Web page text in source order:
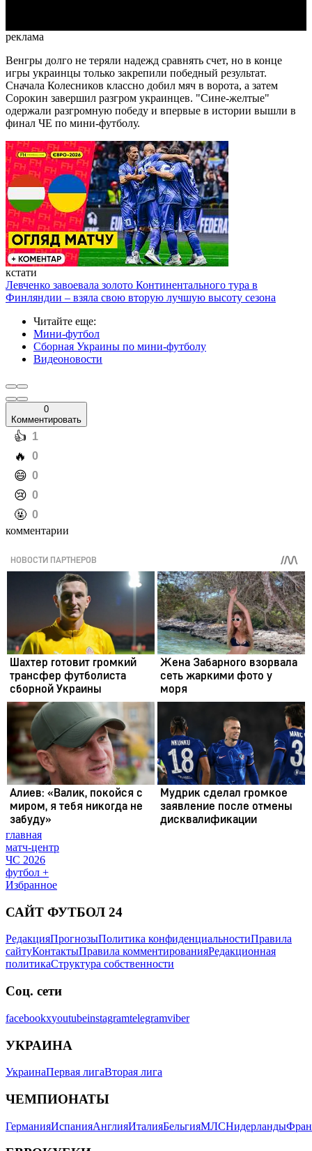
реклама
Венгры долго не теряли надежд сравнять счет, но в конце
игры украинцы только закрепили победный результат.
Сначала Колесников классно добил мяч в ворота, а затем
Сорокин завершил разгром украинцев. "Сине-желтые"
одержали разгромную победу и впервые в истории вышли в
финал ЧЕ по мини-футболу.
кстати
Левченко завоевала золото Континентального тура в
Финляндии – взяла свою вторую лучшую высоту сезона
Читайте еще:
Мини-футбол
Сборная Украины по мини-футболу
Видеоновости
0
Комментировать
️👍 1
️🔥 0
️😄 0
️😢 0
️🤬 0
комментарии
главная
матч-центр
ЧС 2026
футбол +
Избранное
САЙТ ФУТБОЛ 24
РедакцияПрогнозыПолитика конфиденциальностиПравила
сайтуКонтактыПравила комментированияРедакционная
политикаСтруктура собственности
Соц. сети
facebookxyoutubeinstagramtelegramviber
УКРАИНА
УкраинаПервая лигаВторая лига
ЧЕМПИОНАТЫ
ГерманияИспанияАнглияИталияБельгияМЛСНидерланды